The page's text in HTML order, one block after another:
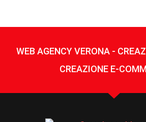
WEB AGENCY VERONA -
CREAZIONE E-